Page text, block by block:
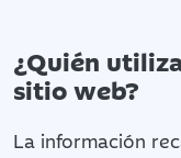
¿Quién
sitio web?
La información